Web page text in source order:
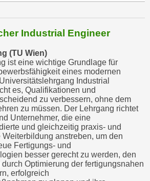
Industrial Engineer
(TU Wien)
ist eine wichtige Grundlage für
eines modernen
Industrial
es, Qualifikationen und
zu verbessern, ohne dem
zu müssen. Der Lehrgang richtet
Unternehmer, die eine
und gleichzeitig praxis- und
anstreben, um den
Fertigungs- und
besser gerecht zu werden, den
Optimierung der fertigungsnahen
erfolgreich